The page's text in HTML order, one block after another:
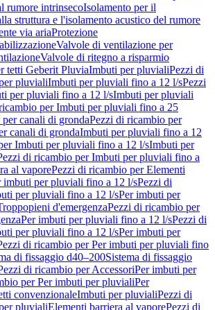
rumore intrinsecoIsolamento per il
struttura e l'isolamento acustico del rumore
via ariaProtezione
Valvole di ventilazione per
Valvole di ritegno a risparmio
tetti Geberit PluviaImbuti per pluvialiPezzi di
pluvialiImbuti per pluviali fino a 12 l/sPezzi
per pluviali fino a 12 l/sImbuti per pluviali
per Imbuti per pluviali fino a 25
canali di grondaPezzi di ricambio per
canali di grondaImbuti per pluviali fino a 12
Imbuti per pluviali fino a 12 l/sImbuti per
di ricambio per Imbuti per pluviali fino a
al vaporePezzi di ricambio per Elementi
imbuti per pluviali fino a 12 l/sPezzi di
per pluviali fino a 12 l/sPer imbuti per
d'emergenzaPezzi di ricambio per
Per imbuti per pluviali fino a 12 l/sPezzi di
per pluviali fino a 12 l/sPer imbuti per
di ricambio per Per imbuti per pluviali fino
di fissaggio d40–200Sistema di fissaggio
di ricambio per AccessoriPer imbuti per
per Per imbuti per pluvialiPer
convenzionaleImbuti per pluvialiPezzi di
pluvialiElementi barriera al vaporePezzi di